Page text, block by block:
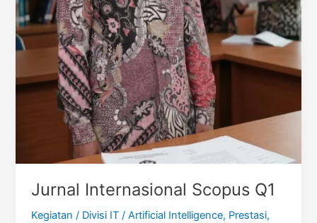
Jurnal Internasional Scopus Q1
Kegiatan / Divisi IT/Artificial Intelligence, Prestasi,